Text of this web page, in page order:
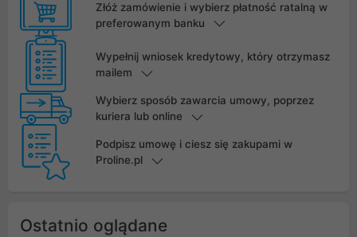
Złóż zamówienie i wybierz płatność ratalną w
preferowanym banku
Wypełnij wniosek kredytowy, który otrzymasz
mailem
Wybierz sposób zawarcia umowy, poprzez
kuriera lub online
Podpisz umowę i ciesz się zakupami w
Proline.pl
Ostatnio oglądane